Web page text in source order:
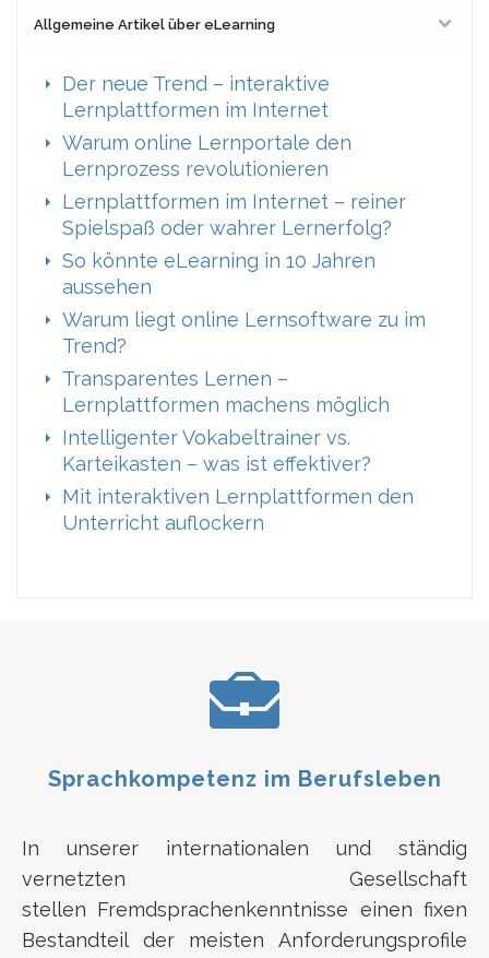
Allgemeine Artikel über eLearning
Der neue Trend – interaktive
Lernplattformen im Internet
Warum online Lernportale den
Lernprozess revolutionieren
Lernplattformen im Internet – reiner
Spielspaß oder wahrer Lernerfolg?
So könnte eLearning in 10 Jahren
aussehen
Warum liegt online Lernsoftware zu im
Trend?
Transparentes Lernen –
Lernplattformen machens möglich
Intelligenter Vokabeltrainer vs.
Karteikasten – was ist effektiver?
Mit interaktiven Lernplattformen den
Unterricht auflockern
Sprachkompetenz im Berufsleben
In unserer internationalen und ständig
vernetzten Gesellschaft
stellen Fremdsprachenkenntnisse einen fixen
Bestandteil der meisten Anforderungsprofile